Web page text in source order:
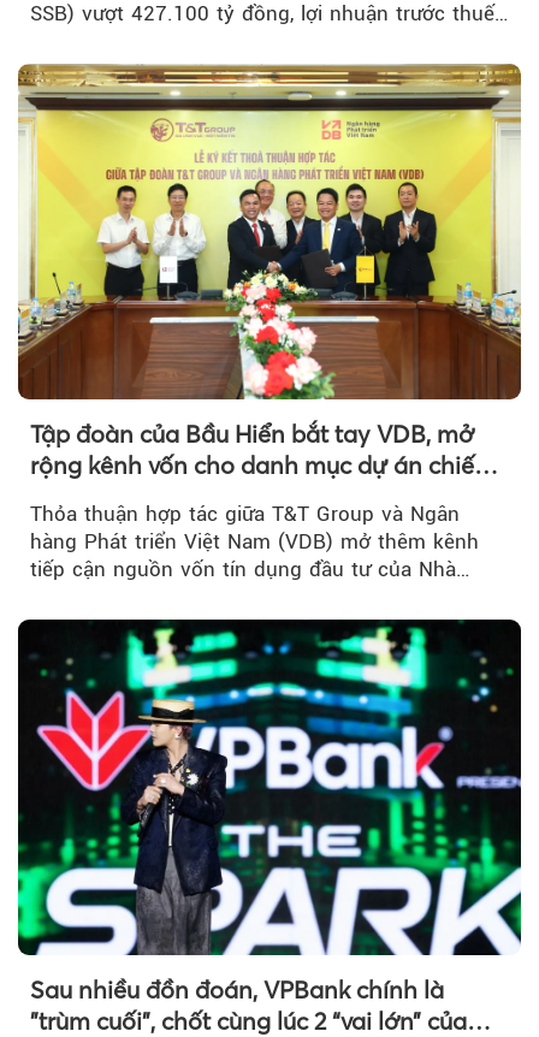
SSB) vượt 427.100 tỷ đồng, lợi nhuận trước thuế
Tập đoàn của Bầu Hiển bắt tay VDB, mở
rộng kênh vốn cho danh mục dự án chiến
Thỏa thuận hợp tác giữa T&T Group và Ngân
hàng Phát triển Việt Nam (VDB) mở thêm kênh
tiếp cận nguồn vốn tín dụng đầu tư của Nhà
Sau nhiều đồn đoán, VPBank chính là
"trùm cuối", chốt cùng lúc 2 “vai lớn” của